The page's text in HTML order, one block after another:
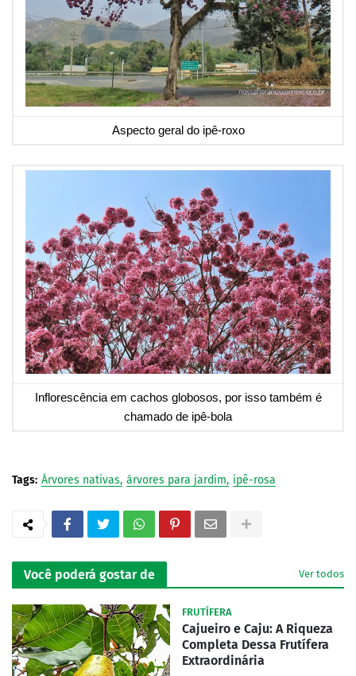
Aspecto geral do ipê-roxo
Inflorescência em cachos globosos, por isso também é
chamado de ipê-bola
Tags: Árvores nativas árvores para jardim ipê-rosa
Você poderá gostar de Ver todos
FRUTÍFERA
Cajueiro e Caju: A Riqueza
Completa Dessa Frutífera
Extraordinária